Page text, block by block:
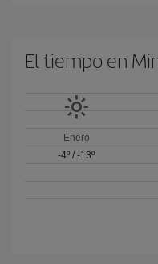
El tiempo en
Enero
-4º /-13º